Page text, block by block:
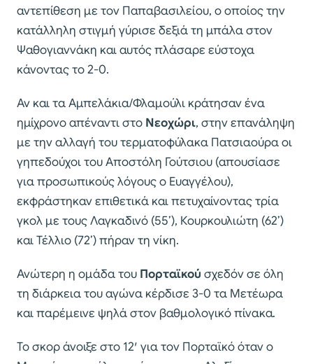
αντεπίθεση με τον Παπαβασιλείου, ο οποίος την
κατάλληλη στιγμή γύρισε δεξιά τη μπάλα στον
Ψαθογιαννάκη και αυτός πλάσαρε εύστοχα
κάνοντας το 2-0.
Αν και τα Αμπελάκια/Φλαμούλι κράτησαν ένα
ημίχρονο απέναντι στο Νεοχώρι, στην επανάληψη
με την αλλαγή του τερματοφύλακα Πατσιαούρα οι
γηπεδούχοι του Αποστόλη Γούτσιου (απουσίασε
για προσωπικούς λόγους ο Ευαγγέλου),
εκφράστηκαν επιθετικά και πετυχαίνοντας τρία
γκολ με τους Λαγκαδινό (55’), Κουρκουλιώτη (62’)
και Τέλλιο (72’) πήραν τη νίκη.
Ανώτερη η ομάδα του Πορταϊκού σχεδόν σε όλη
τη διάρκεια του αγώνα κέρδισε 3-0 τα Μετέωρα
και παρέμεινε ψηλά στον βαθμολογικό πίνακα.
Το σκορ άνοιξε στο 12′ για τον Πορταϊκό όταν ο